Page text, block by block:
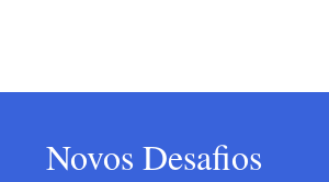
Novos Desafios